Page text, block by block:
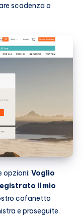
scadenza o
opzioni: Voglio
il mio
cofanetto
e proseguite.